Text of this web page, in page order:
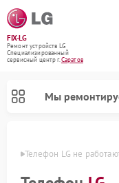
FIX-LG
Ремонт устройств LG
Специализированный
cервисный центр г.Саратов
Мы
Телефон LG не